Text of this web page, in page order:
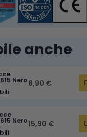
anche
Nero8,90 €
Nero15,90 €